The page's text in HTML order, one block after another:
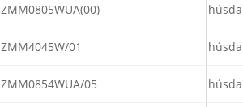
ZMM0805WUA(00)
ZMM4045W/01
ZMM0854WUA/05